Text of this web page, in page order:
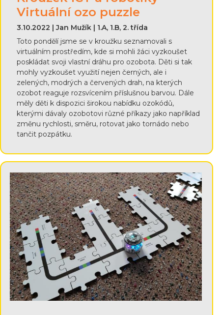
Virtuální ozo puzzle
3.10.2022 | Jan Mužík | 1.A, 1.B, 2. třída
Toto pondělí jsme se v kroužku seznamovali s
virtuálním prostředím, kde si mohli žáci vyzkoušet
poskládat svoji vlastní dráhu pro ozobota. Děti si tak
mohly vyzkoušet využití nejen černých, ale i
zelených, modrých a červených drah, na kterých
ozobot reaguje rozsvícením příslušnou barvou. Dále
měly děti k dispozici širokou nabídku ozokódů,
kterými dávaly ozobotovi různé příkazy jako například
změnu rychlosti, směru, rotovat jako tornádo nebo
tančit pozpátku.